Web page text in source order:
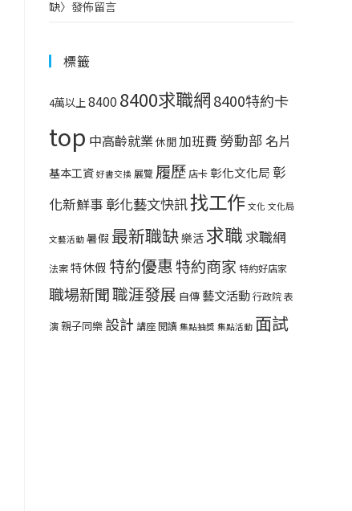
缺〉發佈留言
標籤
4萬以上8400 8400求職網8400特約卡
top 中高齡就業休閒加班費 勞動部 名片
基本工資 好書交換 展覽 履歷店卡彰化文化局彰
化新鮮事 彰化藝文快訊找工作 文化 文化局
文藝活動 暑假 最新職缺樂活求職 求職網
法案特休假 特約優惠特約商家 特約好店家
職場新聞職涯發展 自傳 藝文活動行政院表
演親子同樂 設計 講座閱讀 集點抽獎 集點活動 面試